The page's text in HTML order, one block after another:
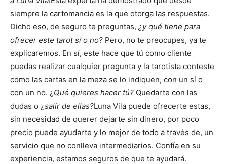
siempre la cartomancia es la que otorga las respuestas.
Dicho eso, de seguro te preguntas, ¿y qué tiene para
ofrecer este tarot sí o no? Pero, no te preocupes, ya te
explicaremos. En sí, este hace que tú como cliente
puedas realizar cualquier pregunta y la tarotista conteste
como las cartas en la meza se lo indiquen, con un sí o
con un no. ¿ Qué quieres hacer tú? Quedarte con las
dudas o ¿salir de ellas?Luna Vila puede ofrecerte estas,
sin necesidad de querer dejarte sin dinero, por poco
precio puede ayudarte y lo mejor de todo a través de, un
servicio que no conlleva intermediarios. Confía en su
experiencia, estamos seguros de que te ayudará.